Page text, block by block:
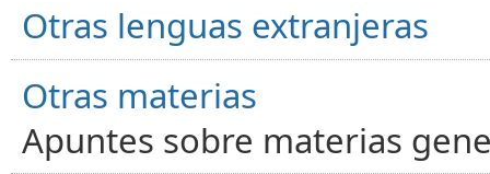
Otras lenguas extranjeras
Otras materias
Apuntes sobre materias